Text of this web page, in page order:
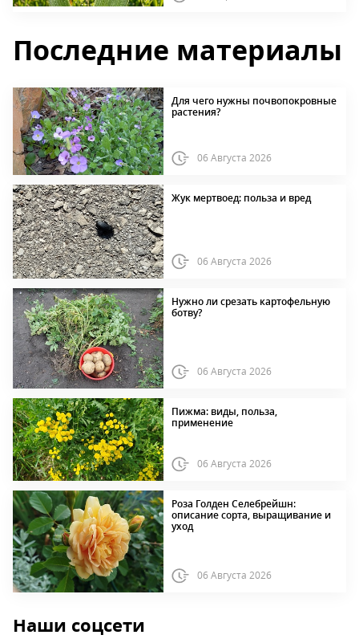
Последние материалы
Для чего нужны почвопокровные
растения?
06 Августа 2026
Жук мертвоед: польза и вред
06 Августа 2026
Нужно ли срезать картофельную
ботву?
06 Августа 2026
Пижма: виды, польза,
применение
06 Августа 2026
Роза Голден Селебрейшн:
описание сорта, выращивание и
уход
06 Августа 2026
Наши соцсети